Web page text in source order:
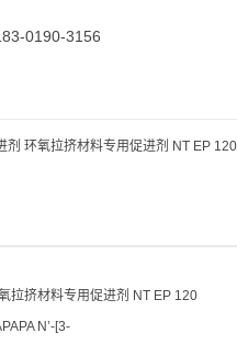
0190-3156
剂 环氧拉挤材料专用促进剂 NT EP 120
拉挤材料专用促进剂 NT EP 120
N’-[3-